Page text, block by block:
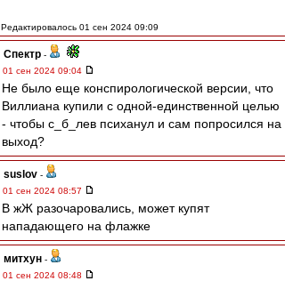
Редактировалось 01 сен 2024 09:09
Спектр -
01 сен 2024 09:04
Не было еще конспирологической версии, что
Виллиана купили с одной-единственной целью
- чтобы с_б_лев психанул и сам попросился на
выход?
suslov -
01 сен 2024 08:57
В жЖ разочаровались, может купят
нападающего на флажке
митхун -
01 сен 2024 08:48